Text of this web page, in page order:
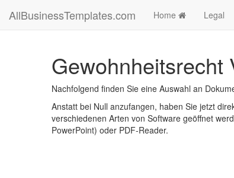
AllBusinessTemplates.com Home Legal
Gewohnheitsrecht
Nachfolgend finden Sie eine Auswahl an
Anstatt bei Null anzufangen, haben Sie jetzt
verschiedenen Arten von Software geöffnet
PowerPoint) oder PDF-Reader.